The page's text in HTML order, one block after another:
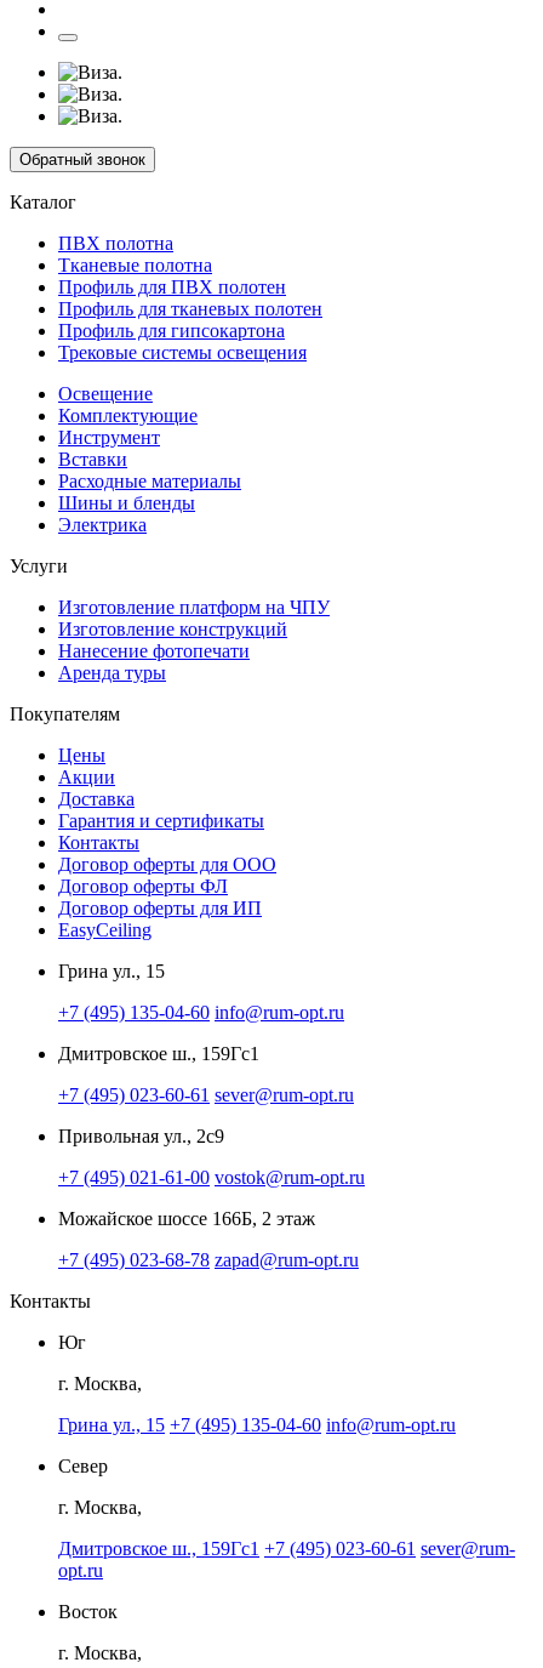
Обратный звонок
Каталог
ПВХ полотна
Тканевые полотна
Профиль для ПВХ полотен
Профиль для тканевых полотен
Профиль для гипсокартона
Трековые системы освещения
Освещение
Комплектующие
Инструмент
Вставки
Расходные материалы
Шины и бленды
Электрика
Услуги
Изготовление платформ на ЧПУ
Изготовление конструкций
Нанесение фотопечати
Аренда туры
Покупателям
Цены
Акции
Доставка
Гарантия и сертификаты
Контакты
Договор оферты для ООО
Договор оферты ФЛ
Договор оферты для ИП
EasyCeiling
Грина ул., 15
+7 (495) 135-04-60 info@rum-opt.ru
Дмитровское ш., 159Гс1
+7 (495) 023-60-61 sever@rum-opt.ru
Привольная ул., 2с9
+7 (495) 021-61-00 vostok@rum-opt.ru
Можайское шоссе 166Б, 2 этаж
+7 (495) 023-68-78 zapad@rum-opt.ru
Контакты
Юг
г. Москва,
Грина ул., 15 +7 (495) 135-04-60 info@rum-opt.ru
Север
г. Москва,
Дмитровское ш., 159Гс1 +7 (495) 023-60-61 sever@rum-
opt.ru
Восток
г. Москва,